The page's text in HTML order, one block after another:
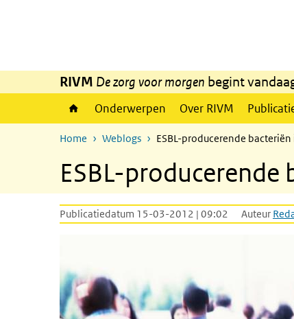
RIVM De zorg voor morgen begint
Onderwerpen Over RIVM
Home Weblogs ESBL-producerende
ESBL-
Publicatiedatum 15-03-2012 | 09:02 Auteur